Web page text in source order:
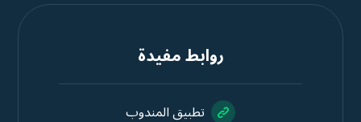
روابط مفيدة
تطبيق المندوب